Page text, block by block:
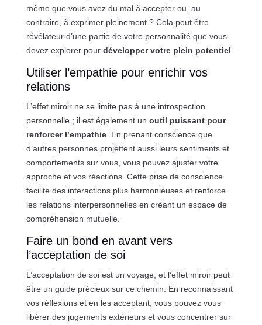
même que vous avez du mal à accepter ou, au
contraire, à exprimer pleinement ? Cela peut être
révélateur d’une partie de votre personnalité que vous
devez explorer pour développer votre plein potentiel.
Utiliser l’empathie pour enrichir vos
relations
L’effet miroir ne se limite pas à une introspection
personnelle ; il est également un outil puissant pour
renforcer l’empathie. En prenant conscience que
d’autres personnes projettent aussi leurs sentiments et
comportements sur vous, vous pouvez ajuster votre
approche et vos réactions. Cette prise de conscience
facilite des interactions plus harmonieuses et renforce
les relations interpersonnelles en créant un espace de
compréhension mutuelle.
Faire un bond en avant vers
l’acceptation de soi
L’acceptation de soi est un voyage, et l’effet miroir peut
être un guide précieux sur ce chemin. En reconnaissant
vos réflexions et en les acceptant, vous pouvez vous
libérer des jugements extérieurs et vous concentrer sur